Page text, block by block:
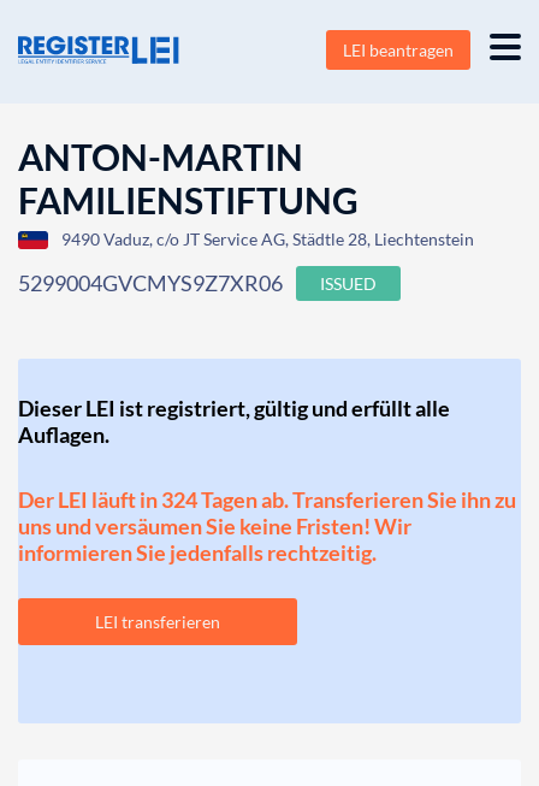
LEI beantragen
ANTON-MARTIN
FAMILIENSTIFTUNG
9490 Vaduz, c/o JT Service AG, Städtle 28, Liechtenstein
5299004GVCMYS9Z7XR06 ISSUED
Dieser LEI ist registriert, gültig und erfüllt alle
Auflagen.
Der LEI läuft in 324 Tagen ab. Transferieren Sie ihn zu
uns und versäumen Sie keine Fristen! Wir
informieren Sie jedenfalls rechtzeitig.
LEI transferieren